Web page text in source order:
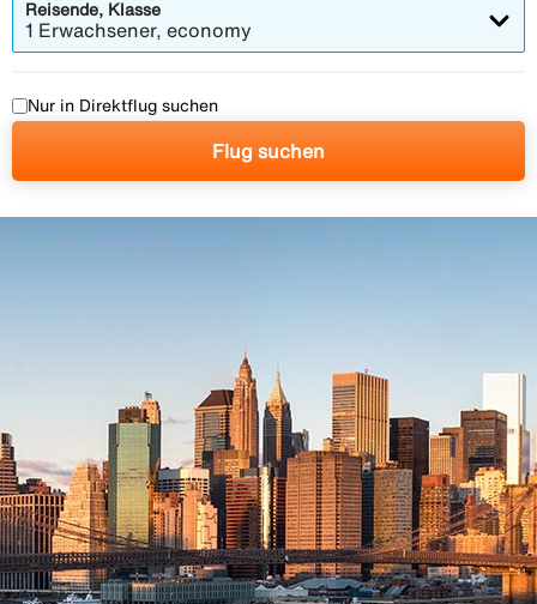
Reisende, Klasse
1 Erwachsener, economy
Nur in Direktflug suchen
Flug suchen